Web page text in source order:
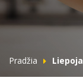
Pradžia Liepoja